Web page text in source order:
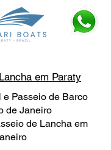
em Paraty
Passeio de Barco
de Janeiro
de Lancha em